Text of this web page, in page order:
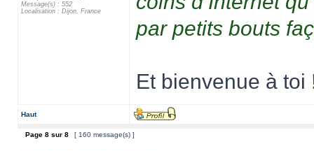
Message(s) : 552
Localisation : Dijon, France
par petits bouts
Et bienvenue à
Haut
Page 8 sur 8 [ 160 message(s) ]